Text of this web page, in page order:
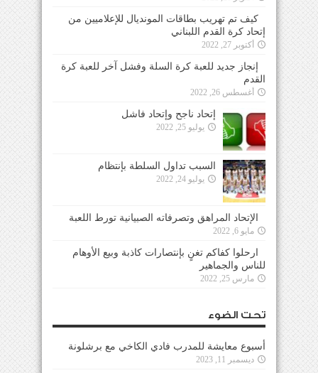
كيف تم تهريب بطاقات المونديال للإعلاميين من
إتحاد كرة القدم اللبناني
أكتوبر 27, 2022
إنجاز جديد للعبة كرة السلة وفشل آخر للعبة كرة
القدم
أغسطس 26, 2022
إتحاد ناجح وإتحاد فاشل
يوليو 25, 2022
السبب تداول السلطة بإنتظام
يوليو 24, 2022
الإتحاد المراهق وتصرفاته الصبيانية تورط اللعبة
مايو 6, 2022
ارحلوا كفاكم تغنٍ بإنتصارات كاذبة وبيع الأوهام
للناس والجماهير
مارس 25, 2022
تحت الضوء
أسبوع معايشة للمدرب فادي الكاخي مع برشلونة
ديسمبر 11, 2023